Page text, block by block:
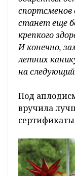
спортсменов
станет еще
крепкого
И конечно,
летних
на
Под
вручила